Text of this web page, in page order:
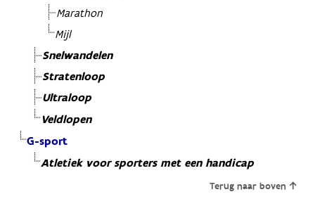
Marathon
Mijl
Snelwandelen
Stratenloop
Ultraloop
Veldlopen
G-sport
Atletiek voor sporters met een handicap
Terug naar boven